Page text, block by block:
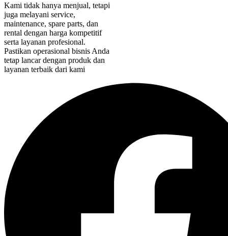
Kami tidak hanya menjual, tetapi
juga melayani service,
maintenance, spare parts, dan
rental dengan harga kompetitif
serta layanan profesional.
Pastikan operasional bisnis Anda
tetap lancar dengan produk dan
layanan terbaik dari kami